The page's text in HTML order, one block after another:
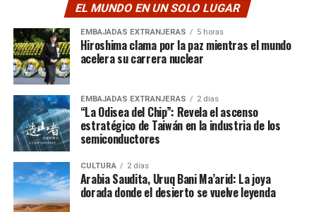
EL MUNDO EN UN SOLO LUGAR
EMBAJADAS EXTRANJERAS 5 horas
Hiroshima clama por la paz mientras el mundo
acelera su carrera nuclear
EMBAJADAS EXTRANJERAS 2 días
“La Odisea del Chip”: Revela el ascenso
estratégico de Taiwán en la industria de los
semiconductores
CULTURA 2 días
Arabia Saudita, Uruq Bani Ma’arid: La joya
dorada donde el desierto se vuelve leyenda